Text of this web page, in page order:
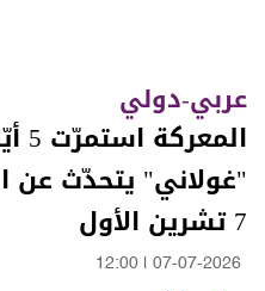
عربي-دولي
"غولاني" يتحدّث
7 تشرين الأول
07-07-2026
12:00